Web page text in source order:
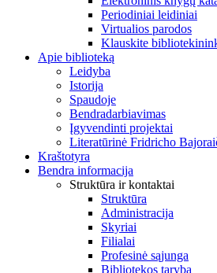
Periodiniai leidiniai
Virtualios parodos
Klauskite
Apie biblioteką
Leidyba
Istorija
Spaudoje
Bendradarbiavimas
Įgyvendinti projektai
Literatūrinė Fridricho
Kraštotyra
Bendra informacija
Struktūra ir kontaktai
Struktūra
Administracija
Skyriai
Filialai
Profesinė sąjunga
Bibliotekos taryba